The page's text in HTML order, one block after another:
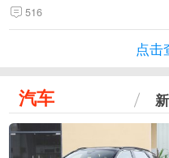
516
点击
汽车